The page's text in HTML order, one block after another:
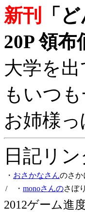
新刊
「
20P 領布
大学を
もいつ
お姉様
日記リ
・ おさかなさんのさか
/ ・ monoさんのさぼ
2012ゲーム進